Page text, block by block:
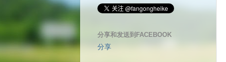
分享和发送到FACEBOOK
分享